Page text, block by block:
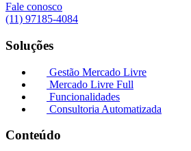
Fale conosco
(11) 97185-4084
Soluções
Gestão Mercado Livre
Mercado Livre Full
Funcionalidades
Consultoria Automatizada
Conteúdo